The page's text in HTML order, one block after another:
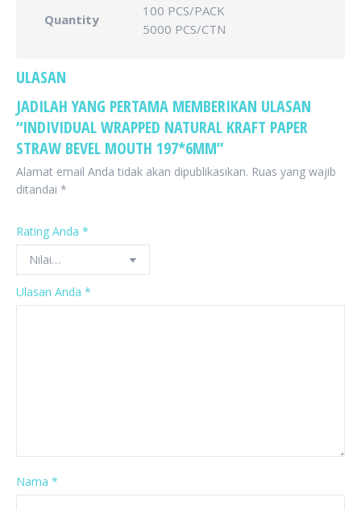
Quantity
100 PCS/PACK
5000 PCS/CTN
ULASAN
JADILAH YANG PERTAMA MEMBERIKAN ULASAN
“INDIVIDUAL WRAPPED NATURAL KRAFT PAPER
STRAW BEVEL MOUTH 197*6MM”
Alamat email Anda tidak akan dipublikasikan. Ruas yang wajib
ditandai *
Rating Anda *
Ulasan Anda *
Nama *